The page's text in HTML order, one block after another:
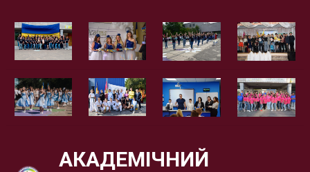
АКАДЕМІЧНИЙ